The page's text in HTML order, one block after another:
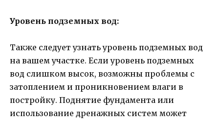
Уровень подземных вод:
Также следует узнать уровень подземных вод
на вашем участке. Если уровень подземных
вод слишком высок, возможны проблемы с
затоплением и проникновением влаги в
постройку. Поднятие фундамента или
использование дренажных систем может